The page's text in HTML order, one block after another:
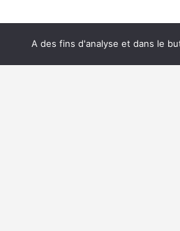
A des fins d'analyse et dans le